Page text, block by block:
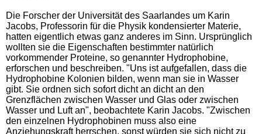
Die Forscher der Universität des Saarlandes um Karin
Jacobs, Professorin für die Physik kondensierter Materie,
hatten eigentlich etwas ganz anderes im Sinn. Ursprünglich
wollten sie die Eigenschaften bestimmter natürlich
vorkommender Proteine, so genannter Hydrophobine,
erforschen und beschreiben. "Uns ist aufgefallen, dass die
Hydrophobine Kolonien bilden, wenn man sie in Wasser
gibt. Sie ordnen sich sofort dicht an dicht an den
Grenzflächen zwischen Wasser und Glas oder zwischen
Wasser und Luft an", beobachtete Karin Jacobs. "Zwischen
den einzelnen Hydrophobinen muss also eine
Anziehungskraft herrschen, sonst würden sie sich nicht zu